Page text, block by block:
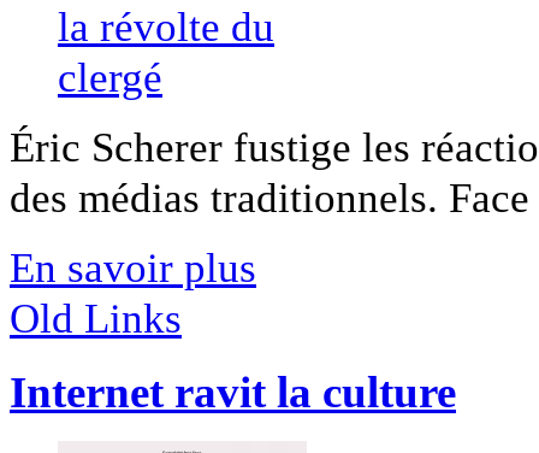
Éric Scherer fustige les
des médias traditionnels.
En savoir plus
Old Links
Internet ravit la culture